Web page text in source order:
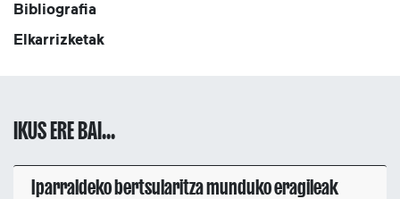
Bibliografia
Elkarrizketak
IKUS ERE BAI...
Iparraldeko bertsularitza munduko eragileak